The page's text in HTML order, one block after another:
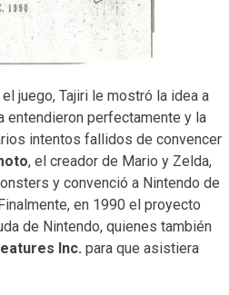
juego, Tajiri le mostró la idea a
entendieron perfectamente y la
intentos fallidos de convencer
, el creador de Mario y Zelda,
y convenció a Nintendo de
en 1990 el proyecto
de Nintendo, quienes también
Inc. para que asistiera